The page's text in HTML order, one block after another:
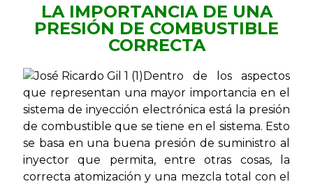
LA IMPORTANCIA DE UNA
PRESIÓN DE COMBUSTIBLE
CORRECTA
Dentro de los aspectos
que representan una mayor importancia en el
sistema de inyección electrónica está la presión
de combustible que se tiene en el sistema. Esto
se basa en una buena presión de suministro al
inyector que permita, entre otras cosas, la
correcta atomización y una mezcla total con el